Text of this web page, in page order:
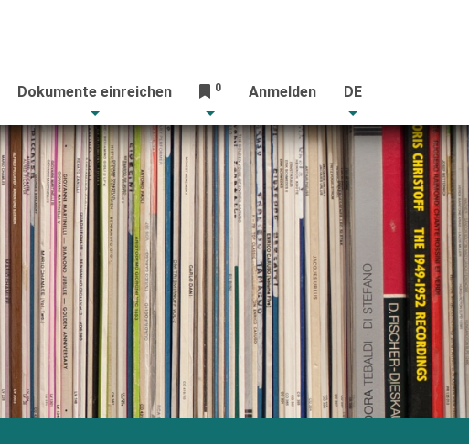
Dokumente einreichen 0 Anmelden DE